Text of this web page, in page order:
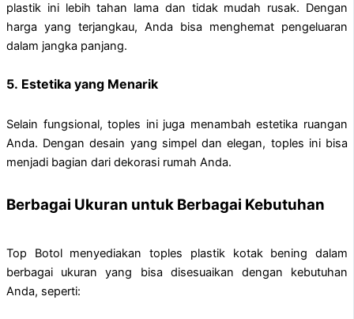
plastik ini lebih tahan lama dan tidak mudah rusak. Dengan
harga yang terjangkau, Anda bisa menghemat pengeluaran
dalam jangka panjang.
5. Estetika yang Menarik
Selain fungsional, toples ini juga menambah estetika ruangan
Anda. Dengan desain yang simpel dan elegan, toples ini bisa
menjadi bagian dari dekorasi rumah Anda.
Berbagai Ukuran untuk Berbagai Kebutuhan
Top Botol menyediakan toples plastik kotak bening dalam
berbagai ukuran yang bisa disesuaikan dengan kebutuhan
Anda, seperti: